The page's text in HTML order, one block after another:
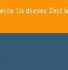
In dieser